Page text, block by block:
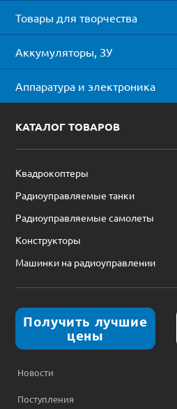
Товары для творчества
Аккумуляторы, ЗУ
Аппаратура и электроника
КАТАЛОГ ТОВАРОВ
Квадрокоптеры
Радиоуправляемые танки
Радиоуправляемые самолеты
Конструкторы
Машинки на радиоуправлении
Получить лучшие
цены
Новости
Поступления